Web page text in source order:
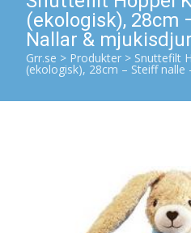
(ekologisk), 28cm
Nallar & mjukisdjur
Grr.se > Produkter > Snuttefilt
(ekologisk), 28cm – Steiff